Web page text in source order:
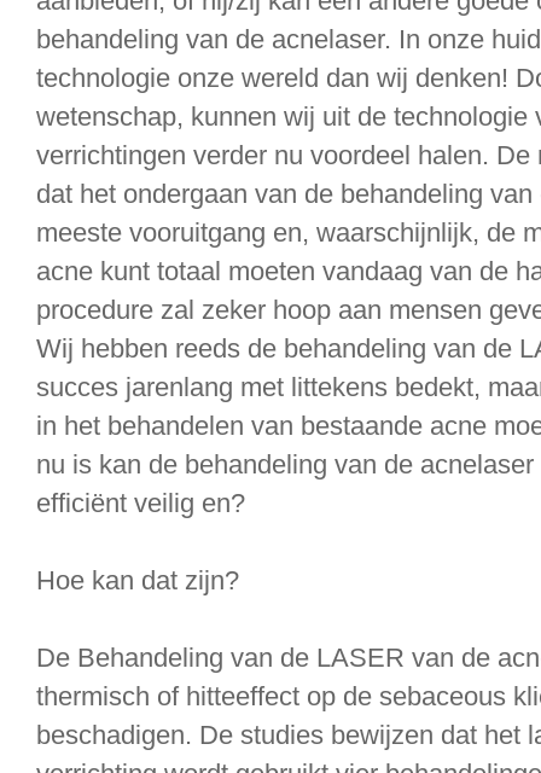
behandeling van de acnelaser. In onze
technologie onze wereld dan wij denken!
wetenschap, kunnen wij uit de
verrichtingen verder nu voordeel halen.
dat het ondergaan van de behandeling
meeste vooruitgang en, waarschijnlijk, de
acne kunt totaal moeten vandaag van de
procedure zal zeker hoop aan mensen
Wij hebben reeds de behandeling van de
succes jarenlang met littekens bedekt,
in het behandelen van bestaande acne
nu is kan de behandeling van de
efficiënt veilig en?
Hoe kan dat zijn?
De Behandeling van de LASER van de
thermisch of hitteeffect op de sebaceous
beschadigen. De studies bewijzen dat het